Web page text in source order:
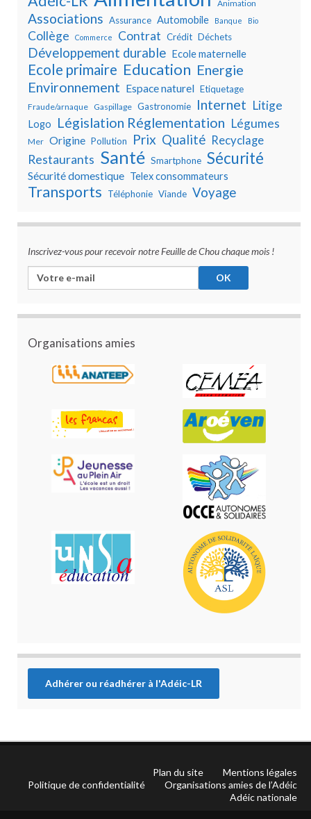
Animation
Associations Assurance Automobile Banque Bio
Collège Commerce Contrat Crédit Déchets
Développement durable Ecole maternelle
Ecole primaire Education Energie
Environnement Espace naturel Etiquetage
Fraude/arnaque Gaspillage Gastronomie Internet Litige
Logo Législation Réglementation Légumes
Mer Origine Pollution Prix Qualité Recyclage
Restaurants Santé Smartphone Sécurité
Sécurité domestique Telex consommateurs
Transports Téléphonie Viande Voyage
Inscrivez-vous pour recevoir notre Feuille de Chou chaque mois !
Organisations amies
Adhérer ou réadhérer à l'Adéic-LR
Plan du site
Mentions légales
Politique de confidentialité
Organisations amies de l’Adéic
Adéic nationale